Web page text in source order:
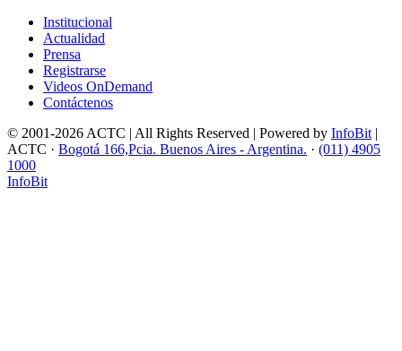
Institucional
Actualidad
Prensa
Registrarse
Videos OnDemand
Contáctenos
© 2001-2026 ACTC | All Rights Reserved | Powered by InfoBit |
ACTC · Bogotá 166,Pcia. Buenos Aires - Argentina. · (011) 4905
1000
InfoBit